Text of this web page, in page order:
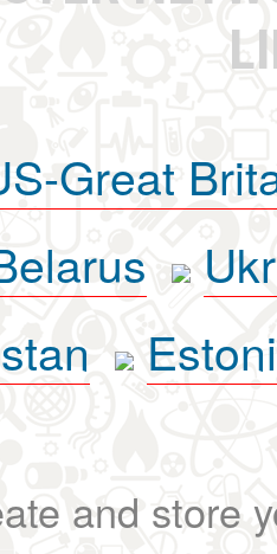
Great
and store